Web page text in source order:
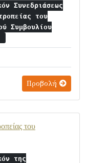
Συνεδριάσεως
του
Συμβουλίου
Προβολή
του
της